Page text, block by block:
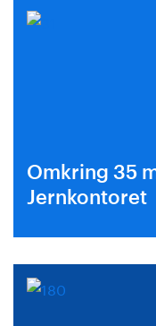
Omkring 35
Jernkontoret